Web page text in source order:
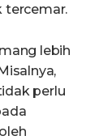
tercemar.
lebih
perlu